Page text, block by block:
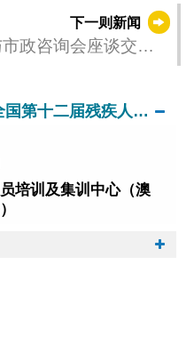
下一则新闻
政咨询会座谈交流
第十五届全国运动会及全国第十二届残疾人运动会暨第九届特殊奥林匹克运动会澳门赛区筹备办公室
培训及集训中心（澳